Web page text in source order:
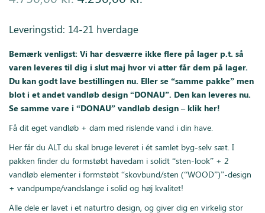
4.750,00 kr..4.250,00 kr..
Leveringstid: 14-21 hverdage
Bemærk venligst: Vi har desværre ikke flere på lager p.t. så
varen leveres til dig i slut maj hvor vi atter får dem på lager.
Du kan godt lave bestillingen nu. Eller se “samme pakke” men
blot i et andet vandløb design “DONAU”. Den kan leveres nu.
Se samme vare i “DONAU” vandløb design – klik her!
Få dit eget vandløb + dam med rislende vand i din have.
Her får du ALT du skal bruge leveret i ét samlet byg-selv sæt. I
pakken finder du formstøbt havedam i solidt “sten-look” + 2
vandløb elementer i formstøbt “skovbund/sten (“WOOD”)”-design
+ vandpumpe/vandslange i solid og høj kvalitet!
Alle dele er lavet i et naturtro design, og giver dig en virkelig stor